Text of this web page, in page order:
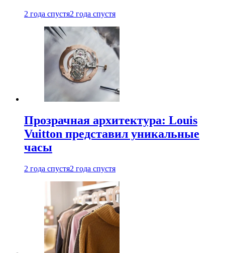
2 года спустя2 года спустя
Прозрачная архитектура: Louis
Vuitton представил уникальные
часы
2 года спустя2 года спустя